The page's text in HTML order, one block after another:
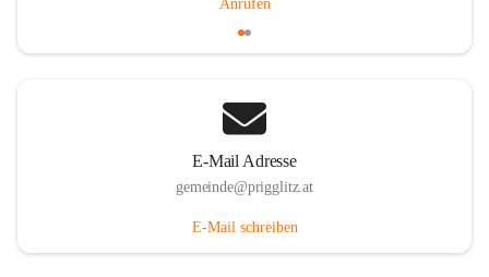
Anrufen
E-Mail Adresse
gemeinde@prigglitz.at
E-Mail schreiben